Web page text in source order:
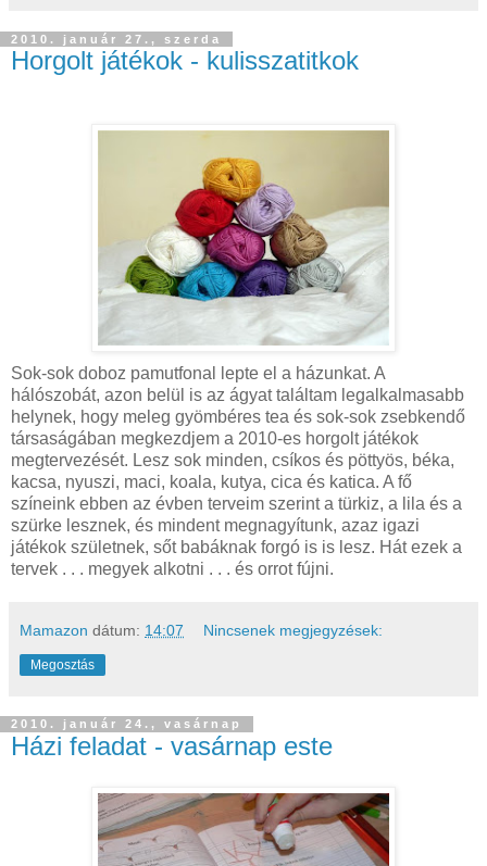
2010. január 27., szerda
Horgolt játékok - kulisszatitkok
Sok-sok doboz pamutfonal lepte el a házunkat. A
hálószobát, azon belül is az ágyat találtam legalkalmasabb
helynek, hogy meleg gyömbéres tea és sok-sok zsebkendő
társaságában megkezdjem a 2010-es horgolt játékok
megtervezését. Lesz sok minden, csíkos és pöttyös, béka,
kacsa, nyuszi, maci, koala, kutya, cica és katica. A fő
színeink ebben az évben terveim szerint a türkiz, a lila és a
szürke lesznek, és mindent megnagyítunk, azaz igazi
játékok születnek, sőt babáknak forgó is is lesz. Hát ezek a
tervek . . . megyek alkotni . . . és orrot fújni.
Mamazon dátum: 14:07 Nincsenek megjegyzések:
Megosztás
2010. január 24., vasárnap
Házi feladat - vasárnap este